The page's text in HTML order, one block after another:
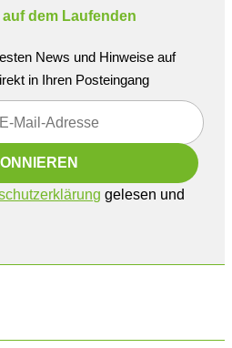
auf dem Laufenden
News und Hinweise auf
in Ihren Posteingang
gelesen und